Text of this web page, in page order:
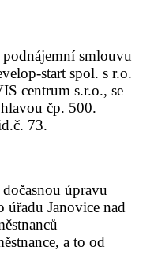
podnájemní smlouvu
start spol. s r.o.
centrum s.r.o., se
čp. 500.
73.
úpravu
úřadu Janovice nad
a to od